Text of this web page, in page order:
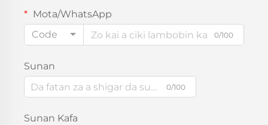
Mota/WhatsApp
Code
0/100
Sunan
0/100
Sunan Kafa